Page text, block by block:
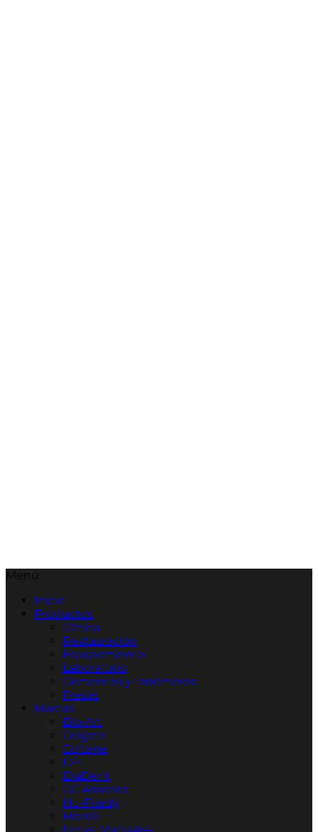
Menú
Inicio
Productos
Clínica
Restauración
Equipamiento
Laboratorio
Cementos y Ionómeros
Fresas
Marcas
Bio-Art
Colgate
Coltene
DFL
DiaDent
GC América
Hu-Friedy
Morelli